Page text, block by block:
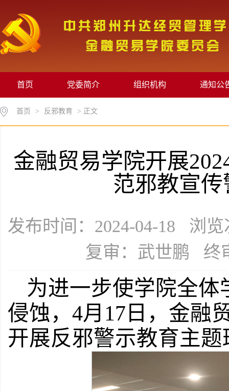
首页 党委简介 组织机构 通知公
首页 > 反邪教育 > 正文
金融贸易学院开展
范邪教宣
发布时间：2024-04-18 浏览
复审：武世鹏 终
为进一步使学院全
侵蚀，4月17日，金融
开展反邪警示教育主题